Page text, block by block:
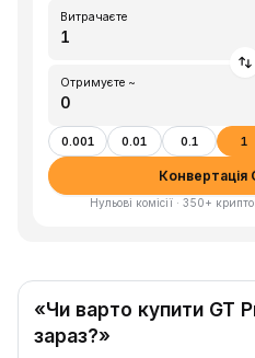
Витрачаєте
Отримуєте ~
0.001 0.01 0.1 1
Конвертація
Нульові комісії · 350+
«Чи варто купити GT
зараз?»